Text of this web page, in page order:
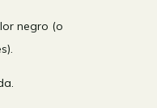
negro (o